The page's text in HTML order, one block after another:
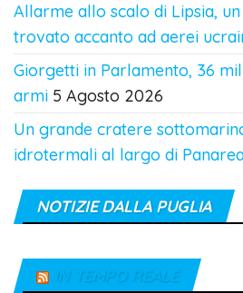
Allarme allo scalo di Lipsia,
trovato accanto ad aerei
Giorgetti in Parlamento, 36
armi 5 Agosto 2026
Un grande cratere
idrotermali al largo di
NOTIZIE DALLA PUGLIA
IN TEMPO REALE